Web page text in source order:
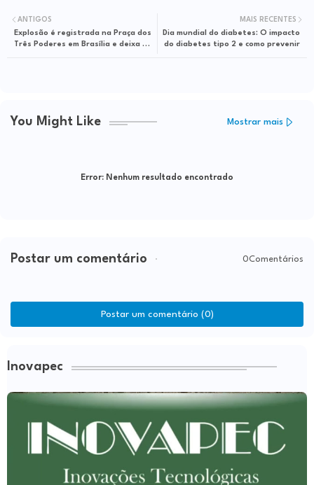
MAIS RECENTES
Dia mundial do diabetes: O impacto
do diabetes tipo 2 e como prevenir
ANTIGOS
Explosão é registrada na Praça dos
Três Poderes em Brasília e deixa um
You Might Like Mostrar mais
Error: Nenhum resultado encontrado
Postar um comentário 0Comentários
Postar um comentário (0)
Inovapec